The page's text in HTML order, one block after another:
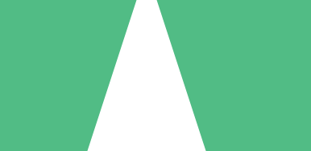
5 Descargas
15